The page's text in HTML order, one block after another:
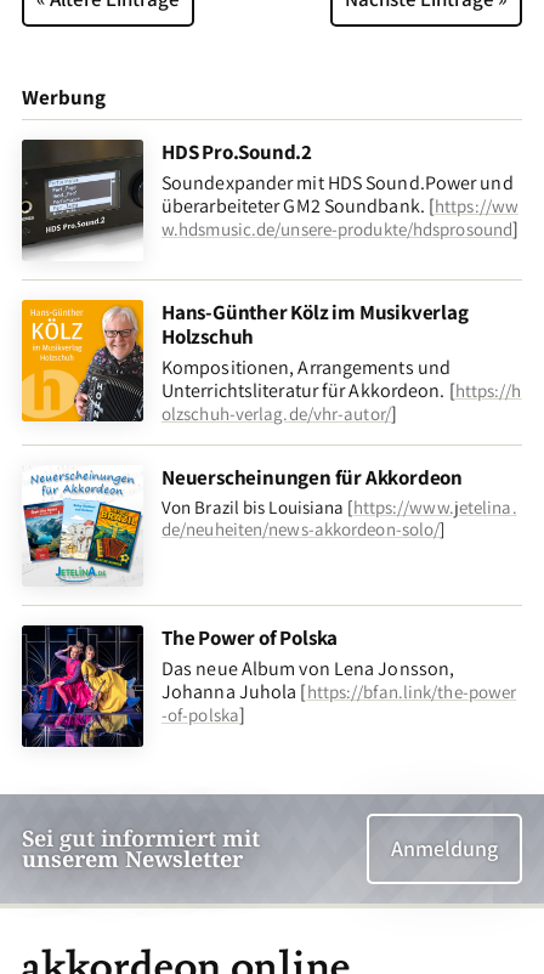
Werbung
HDS Pro.Sound.2
Soundexpander mit HDS Sound.Power und
überarbeiteter GM2 Soundbank. [https://ww
w.hdsmusic.de/unsere-produkte/hdsprosound]
Hans-Günther Kölz im Musikverlag
Holzschuh
Kompositionen, Arrangements und
Unterrichtsliteratur für Akkordeon. [https://h
olzschuh-verlag.de/vhr-autor/]
Neuerscheinungen für Akkordeon
Von Brazil bis Louisiana [https://www.jetelina.
de/neuheiten/news-akkordeon-solo/]
The Power of Polska
Das neue Album von Lena Jonsson,
Johanna Juhola [https://bfan.link/the-power
-of-polska]
Sei gut informiert mit
unserem Newsletter Anmeldung